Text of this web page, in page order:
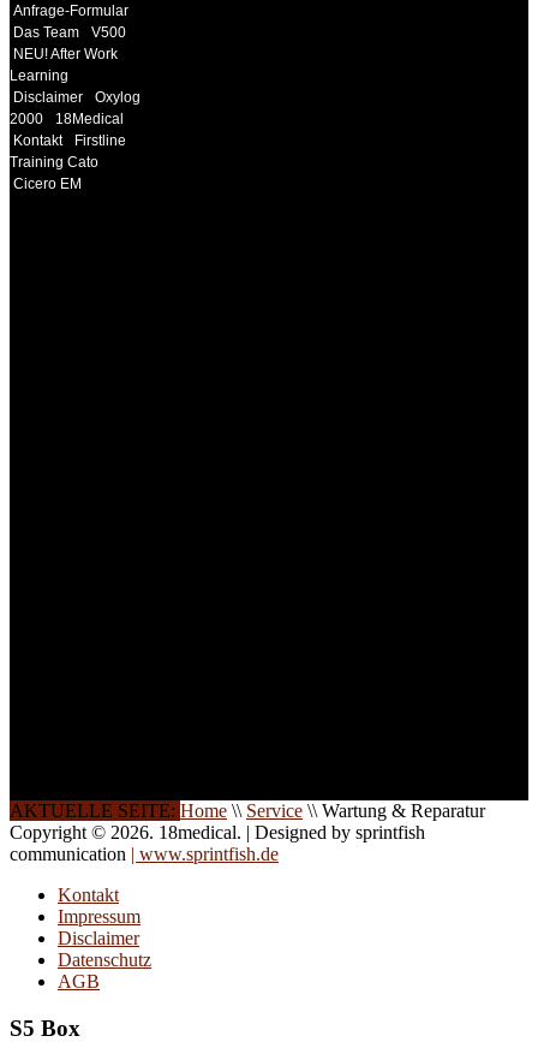
Anfrage-Formular
Das Team
V500
NEU! After Work
Learning
Disclaimer
Oxylog
2000
18Medical
Kontakt
Firstline
Training Cato
Cicero EM
AKTUELLE SEITE: Home \\ Service \\ Wartung & Reparatur
Copyright © 2026. 18medical. | Designed by sprintfish
communication | www.sprintfish.de
Kontakt
Impressum
Disclaimer
Datenschutz
AGB
S5 Box